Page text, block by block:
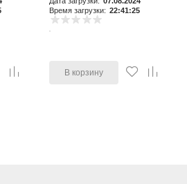
Время загрузки: 22:41:25
В корзину